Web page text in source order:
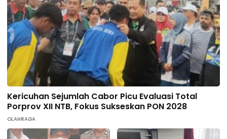
Kericuhan Sejumlah Cabor Picu Evaluasi Total
Porprov XII NTB, Fokus Sukseskan PON 2028
OLAHRAGA